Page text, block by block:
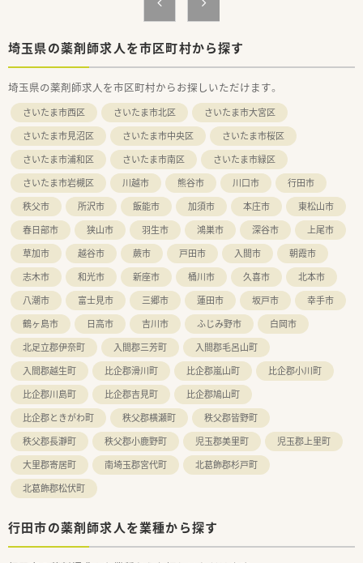
以上も相談可能です。
■入社後は先輩社員によるOJT研修で業務に慣れていただけま
す。
■将来的に管理薬剤師として店舗運営に携わっていくことも可
能です。
■長期的に安定して働きたい方にとって、理想的なキャリアを築
けます。
【やりがい/おすすめポイント】
■年間休日123日（2025年実績）で、プライベートの時間を十分
に確保できます。
■祝日がある週は週3日休みになるため、旅行などの予定も立て
やすいです。
■地域密着型で転居を伴う異動がないため、腰を据えて長く働け
ます。
埼玉県の薬剤師求人を市区町村から探す
埼玉県の薬剤師求人を市区町村からお探しいただけます。
さいたま市西区 さいたま市北区
さいたま市大宮区
さいたま市見沼区
さいたま市中央区
さいたま市桜区
さいたま市浦和区
さいたま市南区
さいたま市緑区
さいたま市岩槻区
川越市 熊谷市 川口市
行田市
秩父市
所沢市 飯能市 加須市 本庄市
東松山市
春日部市
狭山市 羽生市 鴻巣市 深谷市
上尾市
草加市
越谷市 蕨市 戸田市 入間市
朝霞市
志木市
和光市 新座市 桶川市 久喜市
北本市
八潮市
富士見市 三郷市 蓮田市 坂戸市
幸手市
鶴ヶ島市
日高市 吉川市 ふじみ野市
白岡市
北足立郡伊奈町
入間郡三芳町
入間郡毛呂山町
入間郡越生町
比企郡滑川町 比企郡嵐山町
比企郡小川町
比企郡川島町
比企郡吉見町
比企郡鳩山町
比企郡ときがわ町
秩父郡横瀬町
秩父郡皆野町
秩父郡長瀞町
秩父郡小鹿野町 児玉郡美里町
児玉郡上里町
大里郡寄居町
南埼玉郡宮代町
北葛飾郡杉戸町
北葛飾郡松伏町
行田市の薬剤師求人を業種から探す